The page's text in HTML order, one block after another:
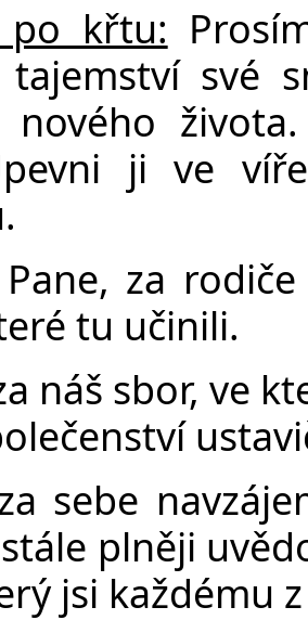
po křtu:
tajemství své
nového
ji ve
Pane, za
tu učinili.
náš sbor, ve
sebe
plněji
jsi každému